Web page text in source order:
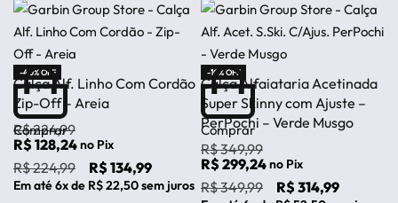
-40% OFF
Comprar
Calça Alf. Linho Com Cordão
Zip-Off – Areia
R$224,99
R$ 128,24no Pix
R$224,99 R$ 134,99
Em até6x de R$22,50sem juros
-10% OFF
Comprar
Calça Alfaiataria Acetinada
Super Skinny com Ajuste –
PerPochi – Verde Musgo
R$349,99
R$ 299,24no Pix
R$349,99 R$ 314,99